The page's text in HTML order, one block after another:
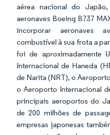
aérea nacional do
aeronaves Boeing B737
incorporar aeronaves
combustível à sua frota a
foi de aproximadamente
Internacional de Haneda
de Narita (NRT), o
o Aeroporto Internacional
principais aeroportos do
de 200 milhões de
empresas japonesas